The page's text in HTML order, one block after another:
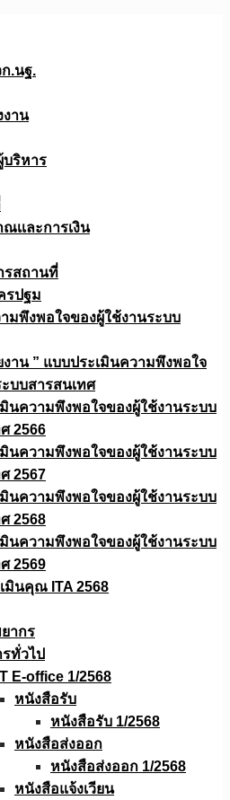
.นฐ.
าน
บริหาร
เเละการเงิน
รสถานที่
รปฐม
มพึงพอใจของผู้ใช้งานระบบ
งาน ” แบบประเมินความพึงพอใจ
บบสารสนเทศ
นความพึงพอใจของผู้ใช้งานระบบ
2566
นความพึงพอใจของผู้ใช้งานระบบ
2567
นความพึงพอใจของผู้ใช้งานระบบ
2568
นความพึงพอใจของผู้ใช้งานระบบ
2569
มินคุณ ITA 2568
ากร
ทั่วไป
E-office 1/2568
หนังสือรับ
หนังสือรับ 1/2568
หนังสือส่งออก
หนังสือส่งออก 1/2568
หนังสือแจ้งเวียน